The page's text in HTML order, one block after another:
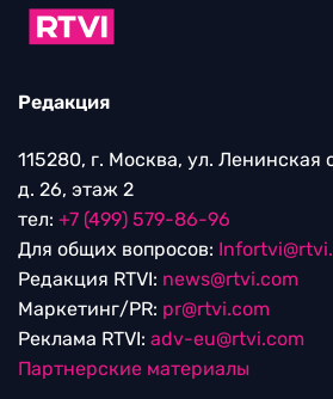
Редакция
115280, г. Москва, ул. Ленинская
д. 26, этаж 2
тел: +7 (499) 579-86-96
Для общих вопросов:
Редакция RTVI: news@rtvi.com
Маркетинг/PR: pr@rtvi.com
Реклама RTVI: adv-eu@rtvi.com
Партнерские материалы